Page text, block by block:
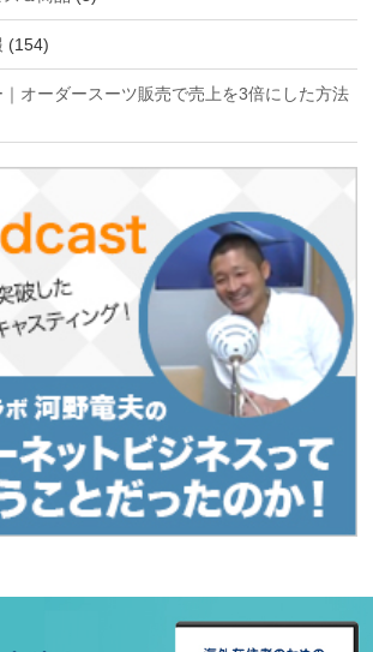
(154)
オーダースーツ販売で売上を3倍にした方法